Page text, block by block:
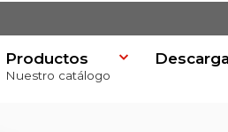
Productos
Nuestro catálogo